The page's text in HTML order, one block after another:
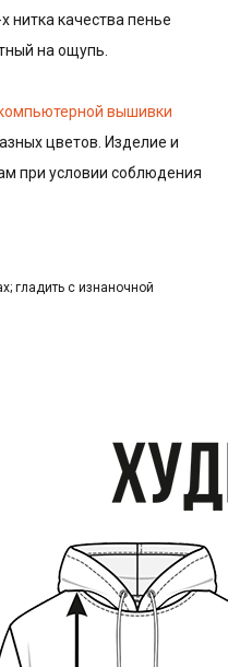
нитка качества пенье
на ощупь.
вышивки
цветов. Изделие и
при условии соблюдения
гладить с изнаночной